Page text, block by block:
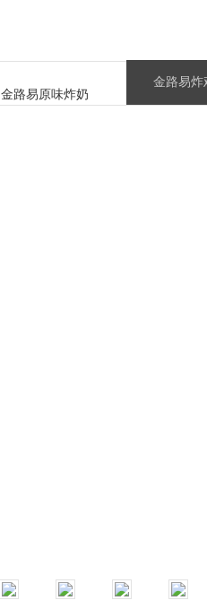
金路易炸
金路易原味炸奶